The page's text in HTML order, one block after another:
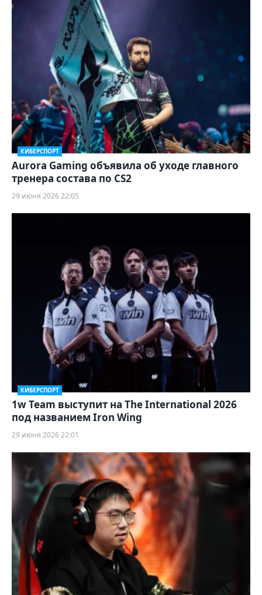
КИБЕРСПОРТ
Aurora Gaming объявила об уходе главного
тренера состава по CS2
29 июня 2026 22:05
КИБЕРСПОРТ
1w Team выступит на The International 2026
под названием Iron Wing
29 июня 2026 22:01